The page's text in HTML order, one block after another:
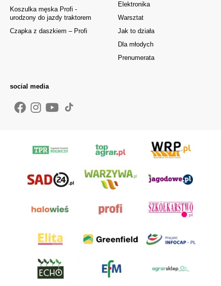
Elektronika
Warsztat
Jak to działa
Dla młodych
Prenumerata
Koszulka męska Profi -
urodzony do jazdy traktorem
Czapka z daszkiem – Profi
social media